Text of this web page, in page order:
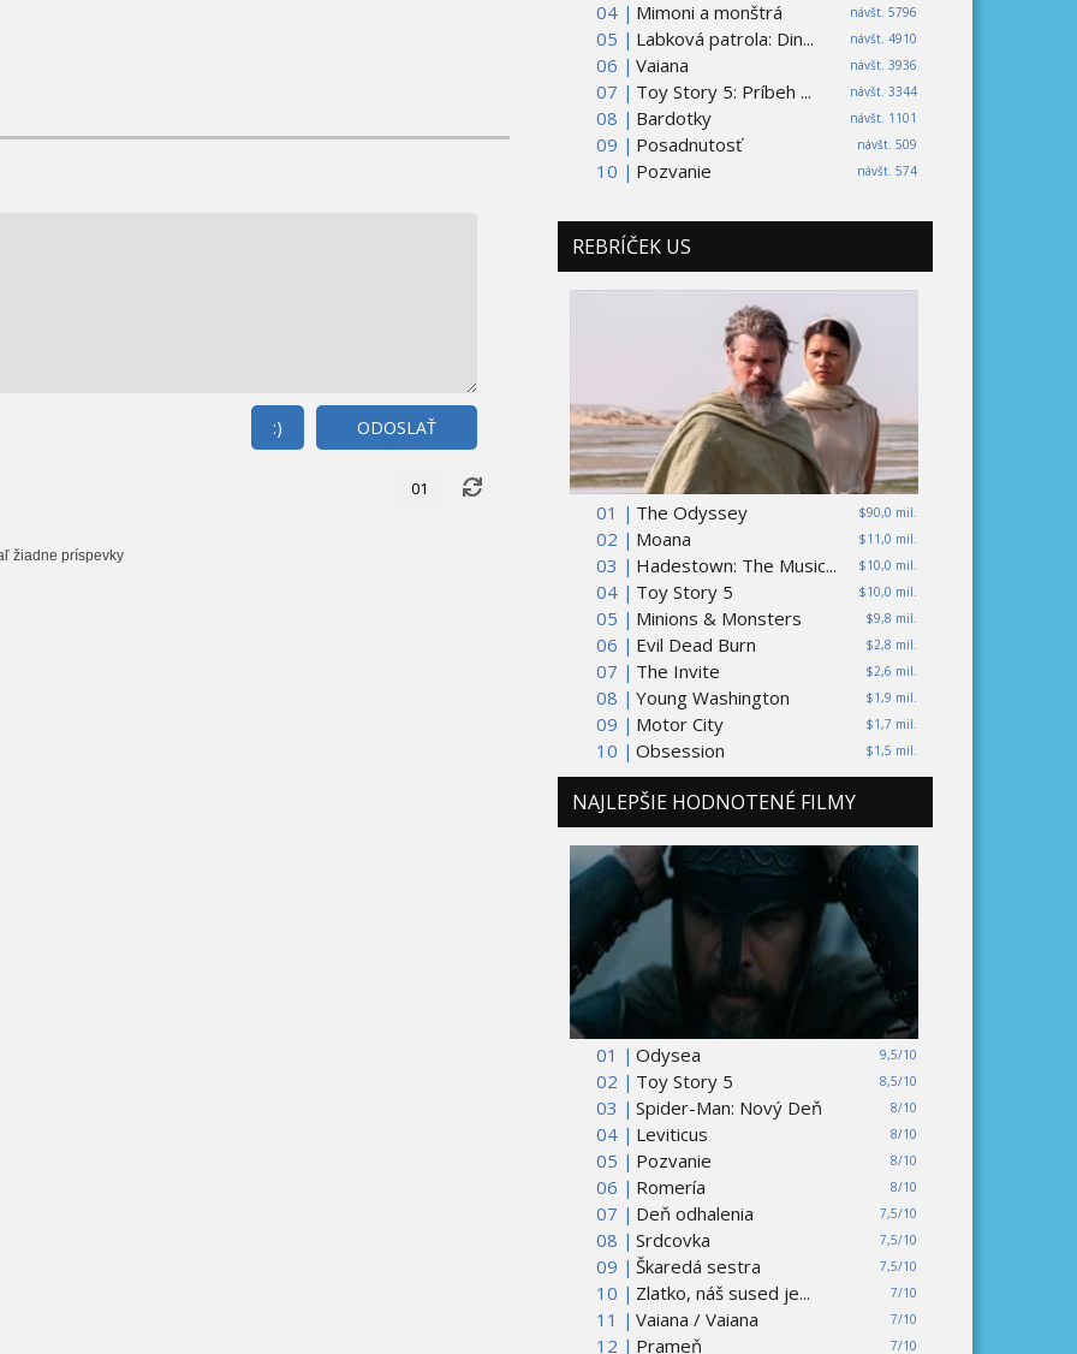
ODOSLAŤ
:)
01
žiadne príspevky
04 |
návšt. 5796
Mimoni a monštrá
05 |
návšt. 4910
Labková patrola: Din...
06 |
návšt. 3936
Vaiana
07 |
návšt. 3344
Toy Story 5: Príbeh ...
08 |
návšt. 1101
Bardotky
09 |
návšt. 509
Posadnutosť
10 |
návšt. 574
Pozvanie
REBRÍČEK US
01 | $90,0 mil.
The Odyssey
02 |
$11,0 mil.
Moana
03 |
$10,0 mil.
Hadestown: The Music...
04 |
$10,0 mil.
Toy Story 5
05 |
$9,8 mil.
Minions & Monsters
06 |
$2,8 mil.
Evil Dead Burn
07 |
$2,6 mil.
The Invite
08 |
$1,9 mil.
Young Washington
09 |
$1,7 mil.
Motor City
10 |
$1,5 mil.
Obsession
NAJLEPŠIE HODNOTENÉ FILMY
01 | 9,5/10
Odysea
02 |
8,5/10
Toy Story 5
03 |
8/10
Spider-Man: Nový Deň
04 |
8/10
Leviticus
05 |
8/10
Pozvanie
06 |
8/10
Romería
07 |
7,5/10
Deň odhalenia
08 |
7,5/10
Srdcovka
09 |
7,5/10
Škaredá sestra
10 |
7/10
Zlatko, náš sused je...
11 |
7/10
Vaiana / Vaiana
12 |
7/10
Prameň